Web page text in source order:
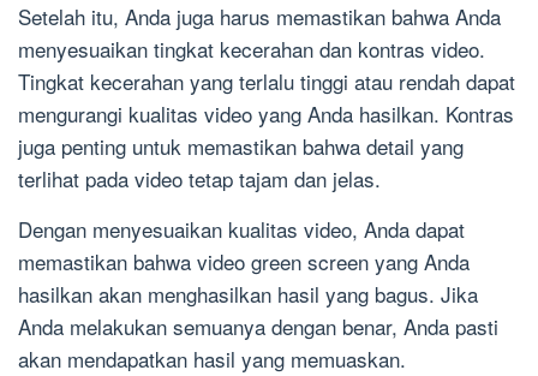
Setelah itu, Anda juga harus memastikan bahwa Anda
menyesuaikan tingkat kecerahan dan kontras video.
Tingkat kecerahan yang terlalu tinggi atau rendah dapat
mengurangi kualitas video yang Anda hasilkan. Kontras
juga penting untuk memastikan bahwa detail yang
terlihat pada video tetap tajam dan jelas.
Dengan menyesuaikan kualitas video, Anda dapat
memastikan bahwa video green screen yang Anda
hasilkan akan menghasilkan hasil yang bagus. Jika
Anda melakukan semuanya dengan benar, Anda pasti
akan mendapatkan hasil yang memuaskan.